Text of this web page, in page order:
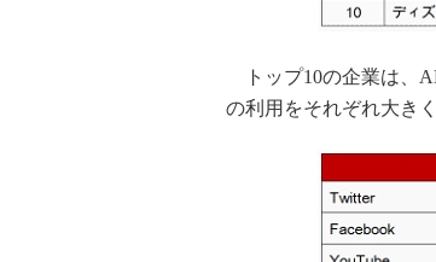
トップ10の企業は、
の利用をそれぞれ大き